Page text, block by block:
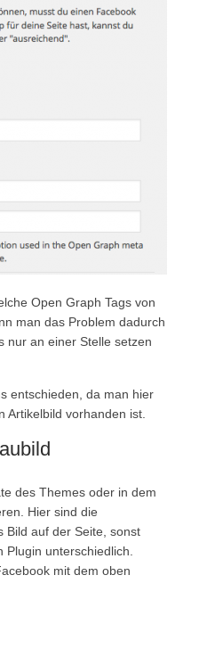
Open Graph Tags von
man das Problem dadurch
nur an einer Stelle setzen
entschieden, da man hier
Artikelbild vorhanden ist.
des Themes oder in dem
Hier sind die
Bild auf der Seite, sonst
unterschiedlich.
mit dem oben